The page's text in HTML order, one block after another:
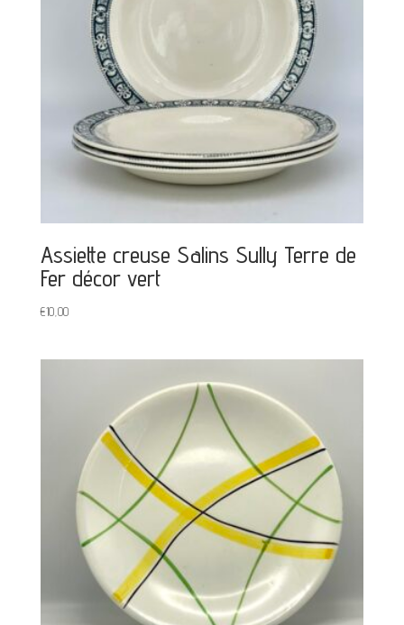
Assiette creuse Salins Sully Terre de
Fer décor vert
€10,00